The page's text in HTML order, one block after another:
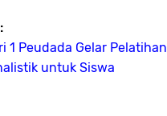
1 Peudada Gelar Pelatihan
untuk Siswa